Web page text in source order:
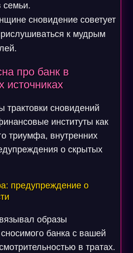
семьи.
сновидение советует
к мудрым
про банк в
источниках
трактовки сновидений
институты как
триумфа, внутренних
о скрытых
предупреждение о
образы
банка с вашей
в тратах.